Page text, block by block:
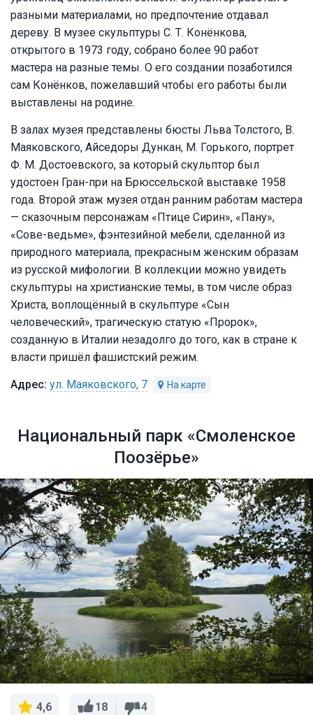
разными материалами, но предпочтение отдавал
дереву. В музее скульптуры С. Т. Конёнкова,
открытого в 1973 году, собрано более 90 работ
мастера на разные темы. О его создании позаботился
сам Конёнков, пожелавший чтобы его работы были
выставлены на родине.
В залах музея представлены бюсты Льва Толстого, В.
Маяковского, Айседоры Дункан, М. Горького, портрет
Ф. М. Достоевского, за который скульптор был
удостоен Гран-при на Брюссельской выставке 1958
года. Второй этаж музея отдан ранним работам мастера
— сказочным персонажам «Птице Сирин», «Пану»,
«Сове-ведьме», фэнтезийной мебели, сделанной из
природного материала, прекрасным женским образам
из русской мифологии. В коллекции можно увидеть
скульптуры на христианские темы, в том числе образ
Христа, воплощённый в скульптуре «Сын
человеческий», трагическую статую «Пророк»,
созданную в Италии незадолго до того, как в стране к
власти пришёл фашистский режим.
ул. Маяковского, 7
Национальный парк «Смоленское
Поозёрье»
4,6 18 4